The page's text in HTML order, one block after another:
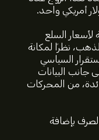
أمريكي واحد.
السلع
نظراً لمكانة
السياسي
جانب البيانات
من المحركات
بإضافة